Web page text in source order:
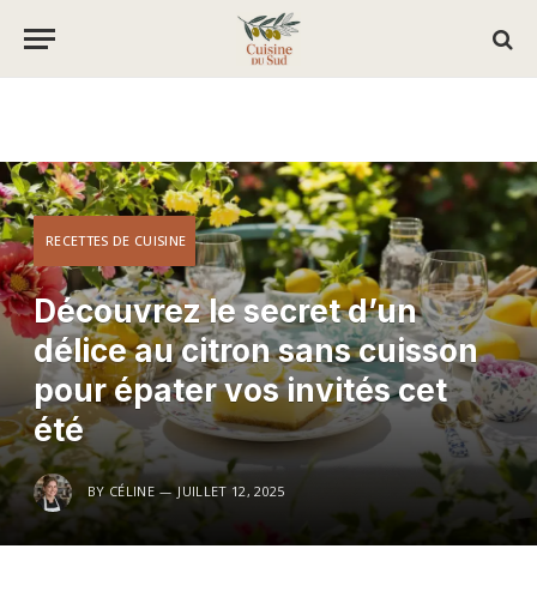
RECETTES DE CUISINE
Découvrez le secret d’un
délice au citron sans cuisson
pour épater vos invités cet
été
BY CÉLINE JUILLET 12, 2025